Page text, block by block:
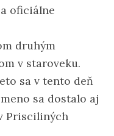
oficiálne
druhým
v staroveku.
sa v tento deň
sa dostalo aj
Prisciliných